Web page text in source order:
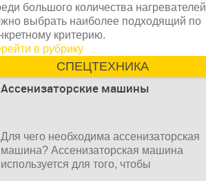
большого количества нагревателей
выбрать наиболее подходящий по
критерию.
в рубрику
СПЕЦТЕХНИКА
Ассенизаторские машины
Для чего необходима ассенизаторская
машина? Ассенизаторская машина
используется для того, чтобы